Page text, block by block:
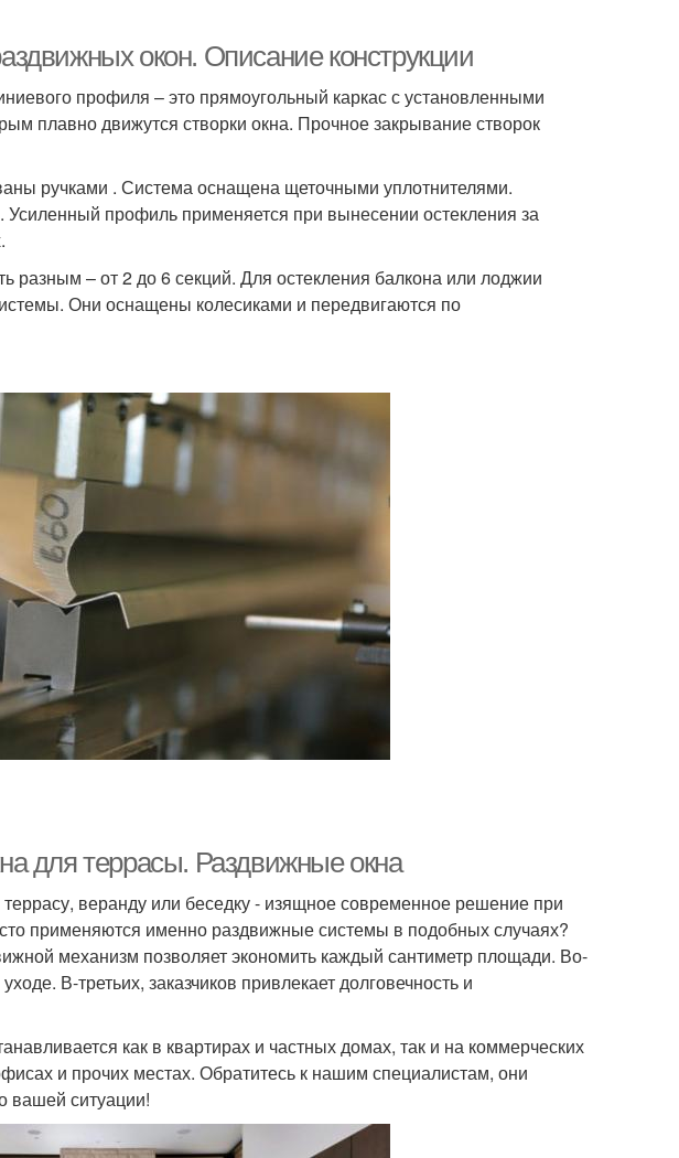
окон. Описание конструкции
профиля – это прямоугольный каркас с установленными
плавно движутся створки окна. Прочное закрывание створок
ручками . Система оснащена щеточными уплотнителями.
профиль применяется при вынесении остекления за
– от 2 до 6 секций. Для остекления балкона или лоджии
Они оснащены колесиками и передвигаются по
для террасы. Раздвижные окна
веранду или беседку - изящное современное решение при
применяются именно раздвижные системы в подобных случаях?
механизм позволяет экономить каждый сантиметр площади. Во-
В-третьих, заказчиков привлекает долговечность и
как в квартирах и частных домах, так и на коммерческих
и прочих местах. Обратитесь к нашим специалистам, они
вашей ситуации!